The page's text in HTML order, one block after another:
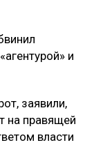
и
заявили,
на правящей
власти